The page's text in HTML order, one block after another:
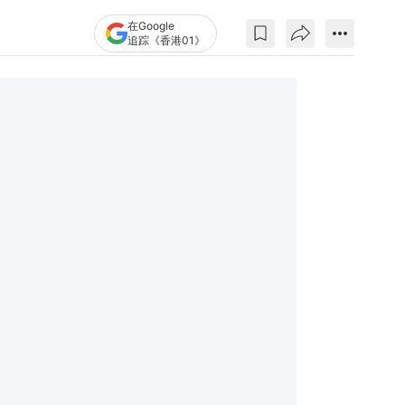
在Google
追踪《香港01》